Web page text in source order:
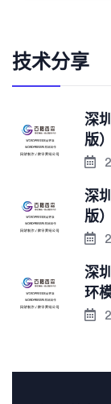
技术分享
深
版）
深
版）
深
环